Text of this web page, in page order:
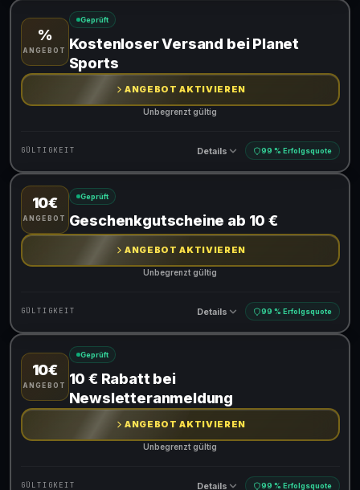
Gültig für teilnehmende Produkte
%
ANGEBOT
Geprüft
Kostenloser Versand bei Planet
Sports
ANGEBOT AKTIVIEREN
Unbegrenzt gültig
GÜLTIGKEIT Details 99 % Erfolgsquote
Gültig für teilnehmende Produkte
10€
ANGEBOT
Geprüft
Geschenkgutscheine ab 10 €
ANGEBOT AKTIVIEREN
Unbegrenzt gültig
GÜLTIGKEIT Details 99 % Erfolgsquote
Gültig für teilnehmende Produkte
10€
ANGEBOT
Geprüft
10 € Rabatt bei
Newsletteranmeldung
ANGEBOT AKTIVIEREN
Unbegrenzt gültig
GÜLTIGKEIT Details 99 % Erfolgsquote